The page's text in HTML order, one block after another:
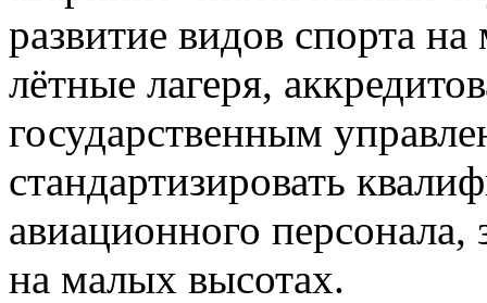
развитие видов спорта
лётные лагеря,
государственным
стандартизировать
авиационного
на малых высотах.